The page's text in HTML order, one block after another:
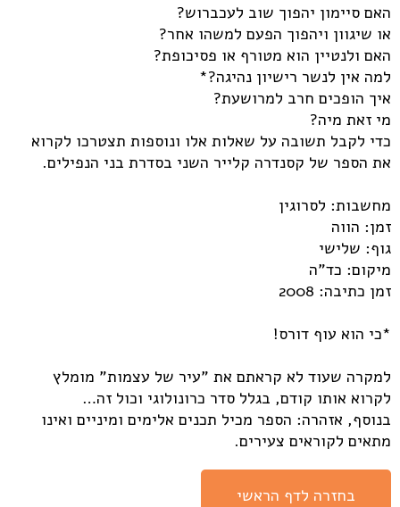
האם סיימון יהפוך שוב לעכברוש?
או שיגוון ויהפוך הפעם למשהו אחר?
האם ולנטיין הוא מטורף או פסיכופת?
למה אין לנשר רישיון נהיגה?*
איך הופכים חרב למרושעת?
מי זאת מיה?
כדי לקבל תשובה על שאלות אלו ונוספות תצטרכו לקרוא
את הספר של קסנדרה קלייר השני בסדרת בני הנפילים.
מחשבות: לסרוגין
זמן: הווה
גוף: שלישי
מיקום: כד"ה
זמן כתיבה: 2008
*כי הוא עוף דורס!
למקרה שעוד לא קראתם את "עיר של עצמות" מומלץ
לקרוא אותו קודם, בגלל סדר כרונולוגי וכול זה…
בנוסף, אזהרה: הספר מכיל תכנים אלימים ומיניים ואינו
מתאים לקוראים צעירים.
בחזרה לדף הראשי